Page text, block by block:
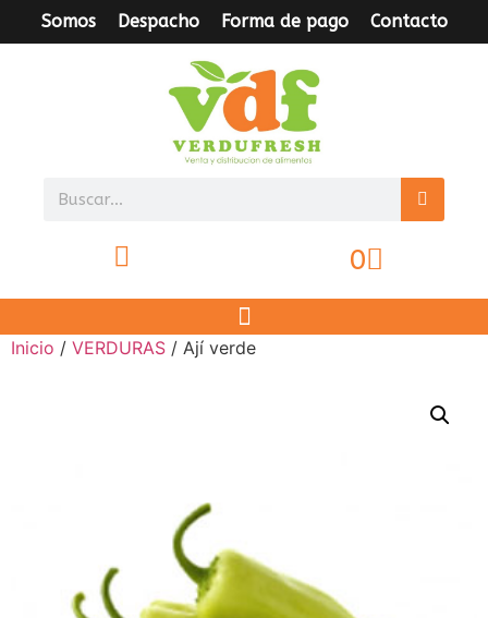
Somos Despacho Forma de pago Contacto
0
Inicio / VERDURAS / Ají verde